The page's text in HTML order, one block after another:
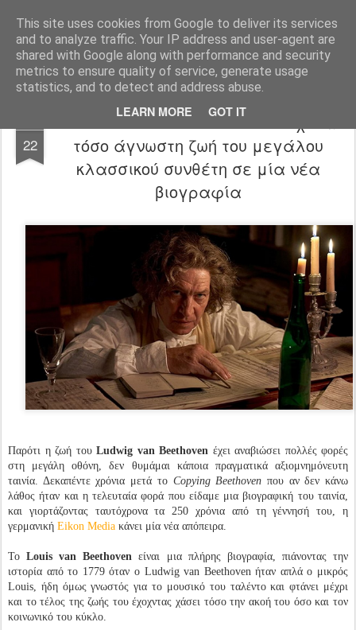
This site uses cookies from Google to deliver its services
and to analyze traffic. Your IP address and user-agent are
shared with Google along with performance and security
metrics to ensure quality of service, generate usage
statistics, and to detect and address abuse.
LEARN MORE GOT IT
FilmBoy
22
Louis van Beethoven trailer: Η... όχι και
τόσο άγνωστη ζωή του μεγάλου
κλασσικού συνθέτη σε μία νέα
βιογραφία
Παρότι η ζωή του Ludwig van Beethoven έχει αναβιώσει πολλές φορές
στη μεγάλη οθόνη, δεν θυμάμαι κάποια πραγματικά αξιομνημόνευτη
ταινία. Δεκαπέντε χρόνια μετά το Copying Beethoven που αν δεν κάνω
λάθος ήταν και η τελευταία φορά που είδαμε μια βιογραφική του ταινία,
και γιορτάζοντας ταυτόχρονα τα 250 χρόνια από τη γέννησή του, η
γερμανική Eikon Media κάνει μία νέα απόπειρα.
ΤοLouis van Beethoven είναι μια πλήρης βιογραφία, πιάνοντας την
ιστορία από το 1779 όταν ο Ludwig van Beethoven ήταν απλά ο μικρός
Louis, ήδη όμως γνωστός για το μουσικό του ταλέντο και φτάνει μέχρι
και το τέλος της ζωής του έχοχντας χάσει τόσο την ακοή του όσο και τον
κοινωνικό του κύκλο.